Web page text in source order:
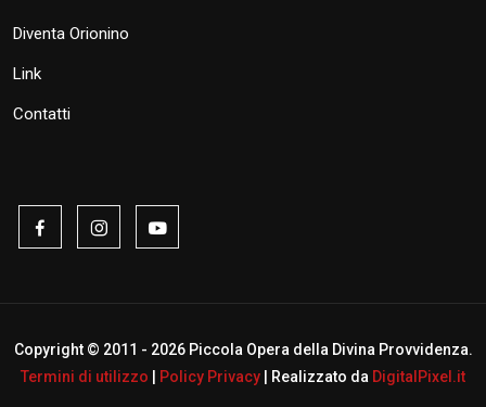
Diventa Orionino
Link
Contatti
Copyright © 2011 - 2026 Piccola Opera della Divina Provvidenza.
Termini di utilizzo
Policy Privacy | Realizzato da DigitalPixel.it